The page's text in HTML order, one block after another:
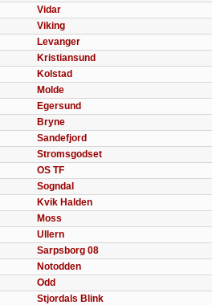
Vidar
Viking
Levanger
Kristiansund
Kolstad
Molde
Egersund
Bryne
Sandefjord
Stromsgodset
OS TF
Sogndal
Kvik Halden
Moss
Ullern
Sarpsborg 08
Notodden
Odd
Stjordals Blink